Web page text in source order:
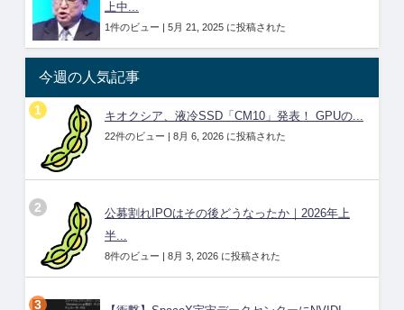
上中...
1件のビュー | 5月 21, 2025 に投稿された
今週の人気記事
キオクシア、液冷SSD「CM10」発表！ GPUの...
22件のビュー | 8月 6, 2026 に投稿された
公募割れIPOはその後どうなったか｜2026年上
半...
8件のビュー | 8月 3, 2026 に投稿された